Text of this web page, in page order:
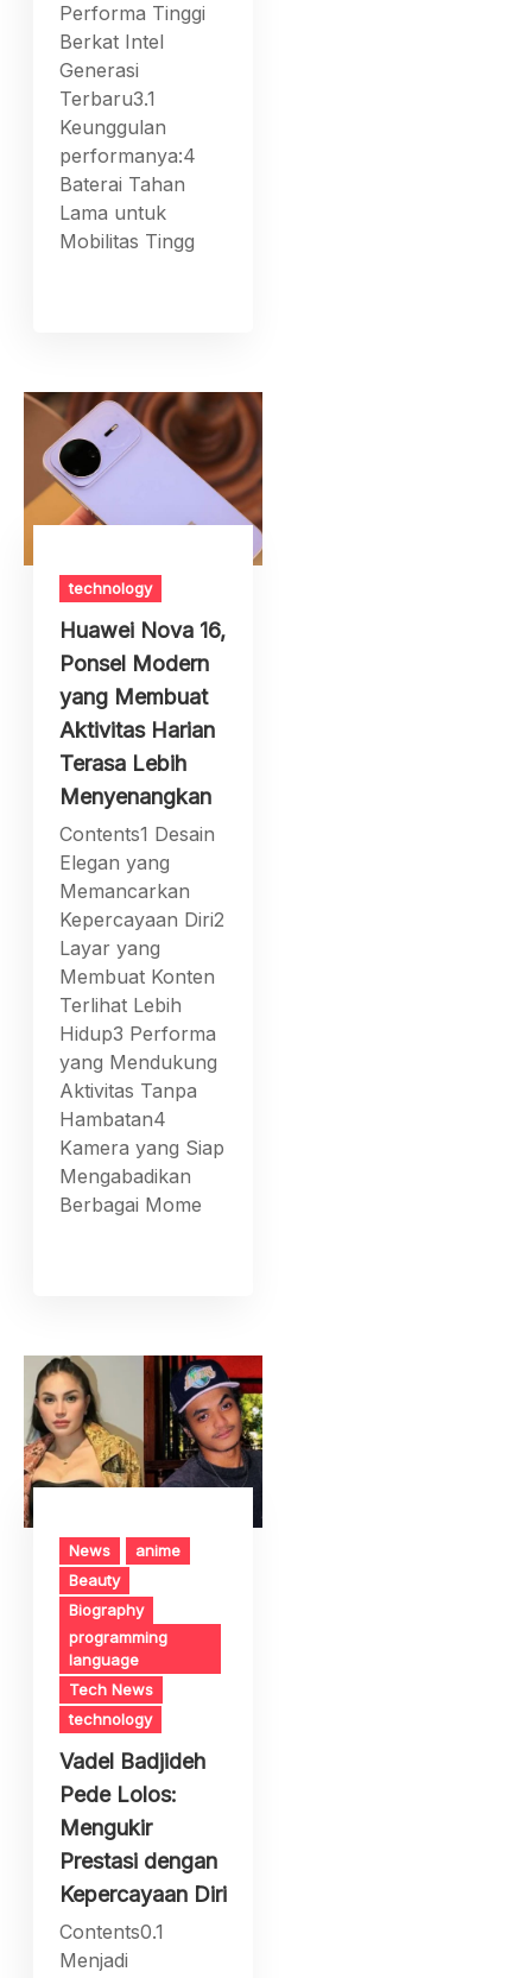
Performa Tinggi
Berkat Intel
Generasi
Terbaru3.1
Keunggulan
performanya:4
Baterai Tahan
Lama untuk
Mobilitas Tingg
technology
Huawei Nova 16,
Ponsel Modern
yang Membuat
Aktivitas Harian
Terasa Lebih
Menyenangkan
Contents1 Desain
Elegan yang
Memancarkan
Kepercayaan Diri2
Layar yang
Membuat Konten
Terlihat Lebih
Hidup3 Performa
yang Mendukung
Aktivitas Tanpa
Hambatan4
Kamera yang Siap
Mengabadikan
Berbagai Mome
News
anime
Beauty
Biography
programming
language
Tech News
technology
Vadel Badjideh
Pede Lolos:
Mengukir
Prestasi dengan
Kepercayaan Diri
Contents0.1
Menjadi